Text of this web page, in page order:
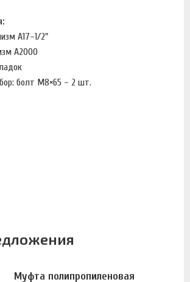
A17–1/2"
A2000
болт M8×65 – 2 шт.
Муфта полипропиленовая